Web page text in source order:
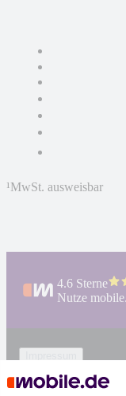
¹MwSt. ausweisbar
4.6 Sterne
Nutze
AGB